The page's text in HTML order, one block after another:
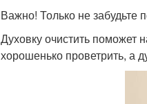
Важно! Только не забудьте
Духовку очистить поможет
хорошенько проветрить, а